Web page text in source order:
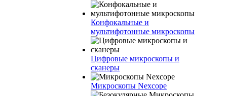
Конфокальные и
мультифотонные микроскопы
Цифровые микроскопы и
сканеры
Микроскопы Nexcope